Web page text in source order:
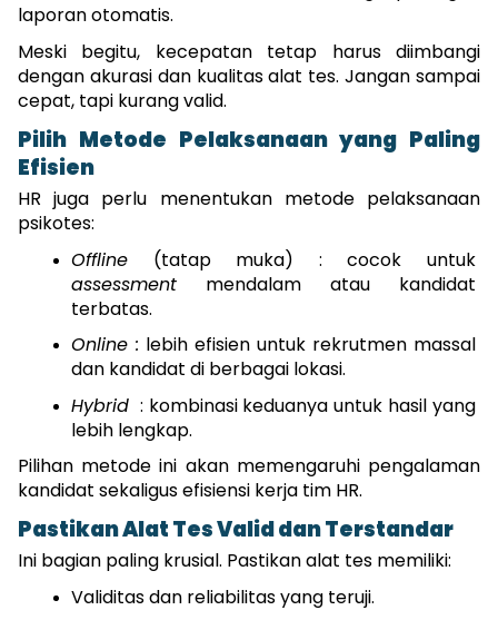
laporan otomatis.
Meski begitu, kecepatan tetap harus diimbangi
dengan akurasi dan kualitas alat tes. Jangan sampai
cepat, tapi kurang valid.
Pilih Metode Pelaksanaan yang Paling
Efisien
HR juga perlu menentukan metode pelaksanaan
psikotes:
Offline
assessment mendalam atau kandidat
terbatas.
Online : lebih efisien untuk rekrutmen massal
dan kandidat di berbagai lokasi.
Hybrid
  : kombinasi keduanya untuk hasil yang
lebih lengkap.
Pilihan metode ini akan memengaruhi pengalaman
kandidat sekaligus efisiensi kerja tim HR.
Pastikan Alat Tes Valid dan Terstandar
Ini bagian paling krusial. Pastikan alat tes memiliki:
Validitas dan reliabilitas yang teruji.